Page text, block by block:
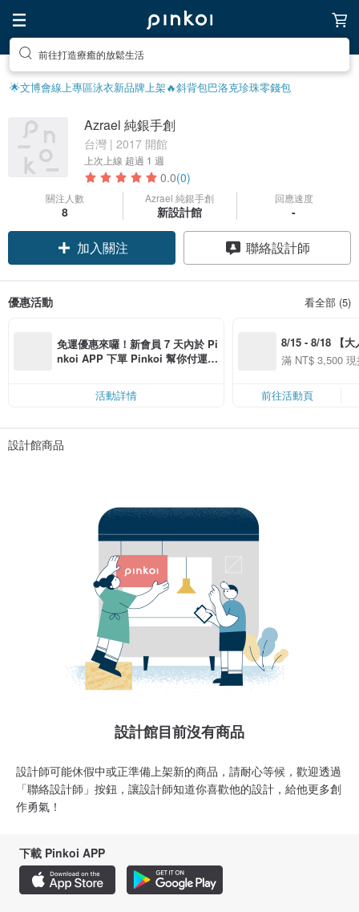
前往打造療癒的放鬆生活
🌟文博會線上專區泳衣新品牌上架🔥斜背包巴洛克珍珠零錢包
Azrael 純銀手創
台灣 | 2017 開館
上次上線 超過 1 週
0.0(0)
關注人數
8
Azrael 純銀手創
新設計館
回應速度
-
加入關注 聯絡設計師
優惠活動 看全部 (5)
免運優惠來囉！新會員 7 天內於 Pi
nkoi APP 下單 Pinkoi 幫你付運
活動詳情
8/15 - 8/18 【大
季】滿
50
滿 NT$ 3,500
前往活動頁
設計館商品
設計館目前沒有商品
設計師可能休假中或正準備上架新的商品，請耐心等候，歡迎透過
「聯絡設計師」按鈕，讓設計師知道你喜歡他的設計，給他更多創
作勇氣！
下載 Pinkoi APP